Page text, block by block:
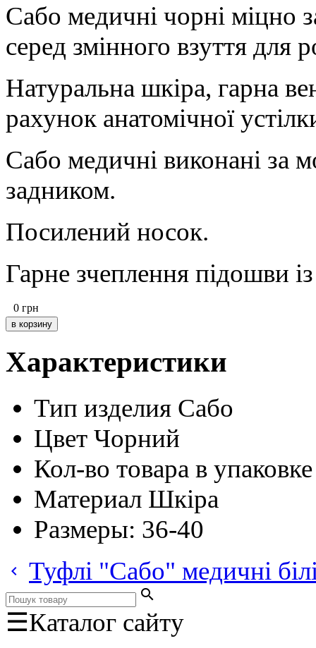
Сабо медичні чорні міцно
серед змінного взуття для
Натуральна шкіра, гарна
рахунок анатомічної
Сабо медичні виконані за
задником.
Посилений носок.
Гарне зчеплення підошви
0 грн
Характеристики
Тип изделия Сабо
Цвет Чорний
Кол-во товара в упаковке
Материал Шкіра
Размеры: 36-40
keyboard_arrow_left Туфлі "Сабо" медичні
search
☰Каталог сайту